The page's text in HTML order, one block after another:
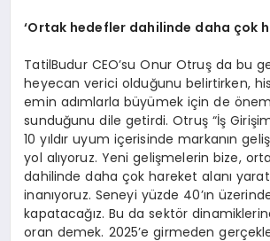
‘Ortak hedefler dahilinde daha çok
TatilBudur CEO’su Onur Otruş da bu
heyecan verici olduğunu belirtirken,
emin adımlarla büyümek için de
sunduğunu dile getirdi. Otruş “İş
10 yıldır uyum içerisinde markanın
yol alıyoruz. Yeni gelişmelerin bize,
dahilinde daha çok hareket alanı
inanıyoruz. Seneyi yüzde 40’ın
kapatacağız. Bu da sektör
oran demek. 2025’e girmeden